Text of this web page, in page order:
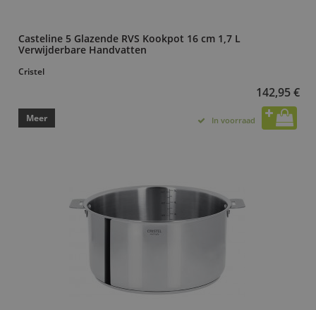
Casteline 5 Glazende RVS Kookpot 16 cm 1,7 L
Verwijderbare Handvatten
Cristel
142,95 €
Meer In voorraad